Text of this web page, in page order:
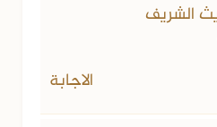
الشريف
الاجابة